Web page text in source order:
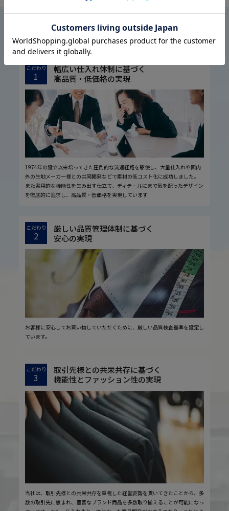
はるやまについて
ABOUT US
こだわり
1
幅広い仕入れ体制に基づく
高品質・低価格の実現
1974年の設立以来培ってきた圧倒的な流通経路を駆使し、大量仕入れや国内
外の生地メーカー様との共同開発などで素材の低コスト化に成功しました。
また実用的な機能性を生み出す仕立て、ディテールにまで気を配ったデザイン
を徹底的に追求し、高品質・低価格を実現しています
こだわり
2
厳しい品質管理体制に基づく
安心の実現
お客様に安心してお買い物していただくために、厳しい品質検査基準を設定し
ています。
こだわり
3
取引先様との共栄共存に基づく
機能性とファッション性の実現
当社は、取引先様との共栄共存を重視した経営姿勢を貫いてきたことから、多
数の取引先に恵まれ、豊富なブランド商品を多数取り揃えることが可能になっ